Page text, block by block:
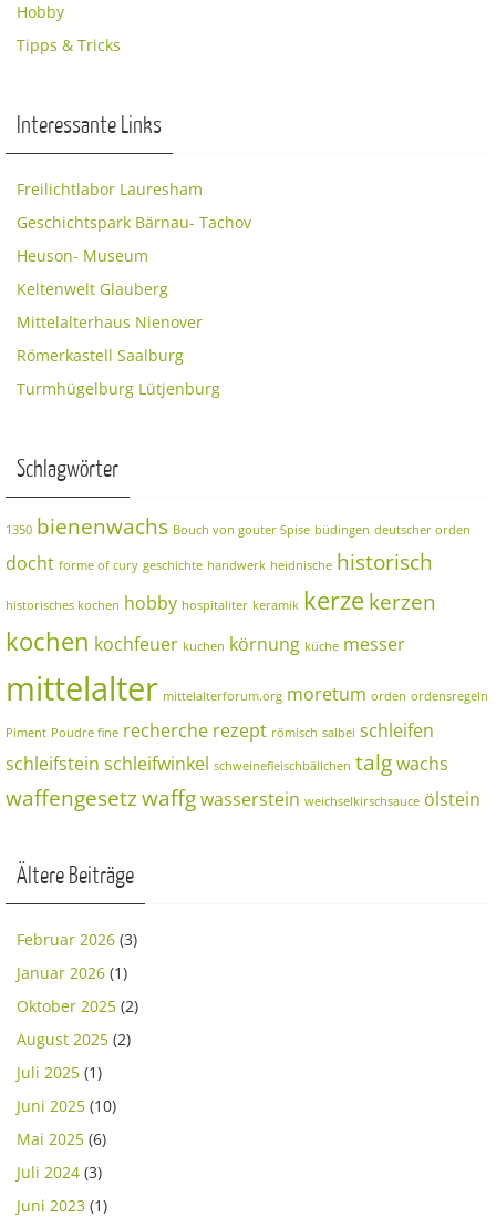
Hobby
Tipps & Tricks
Interessante Links
Freilichtlabor Lauresham
Geschichtspark Bärnau- Tachov
Heuson- Museum
Keltenwelt Glauberg
Mittelalterhaus Nienover
Römerkastell Saalburg
Turmhügelburg Lütjenburg
Schlagwörter
1350 bienenwachs Bouch von gouter Spise büdingen deutscher orden
docht forme of cury geschichte handwerk heidnische historisch
historisches kochen hobby hospitaliter keramik kerzekerzen
kochen kochfeuer kuchen körnung küche messer
mittelalter mittelalterforum.org moretum orden ordensregeln
Piment Poudre fine recherche rezept römisch salbei schleifen
schleifstein schleifwinkel schweinefleischbällchen talgwachs
waffengesetzwaffgwasserstein weichselkirschsauce ölstein
Ältere Beiträge
Februar 2026 (3)
Januar 2026 (1)
Oktober 2025 (2)
August 2025 (2)
Juli 2025 (1)
Juni 2025 (10)
Mai 2025 (6)
Juli 2024 (3)
Juni 2023 (1)